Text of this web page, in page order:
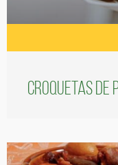
Croquetas de